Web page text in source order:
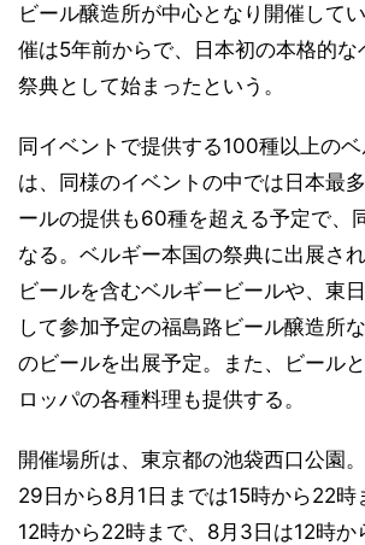
ビール醸造所が中心となり開催して
催は5年前からで、日本初の本格的
祭典として始まったという。
同イベントで提供する100種以上の
は、同様のイベントの中では日本最
ールの提供も60種を超える予定で、
なる。ベルギー本国の祭典に出展さ
ビールを含むベルギービールや、東
して参加予定の福島路ビール醸造所
のビールを出展予定。また、ビール
ロッパの各種料理も提供する。
開催場所は、東京都の池袋西口公園
29日から8月1日までは15時から22時
12時から22時まで、8月3日は12時か